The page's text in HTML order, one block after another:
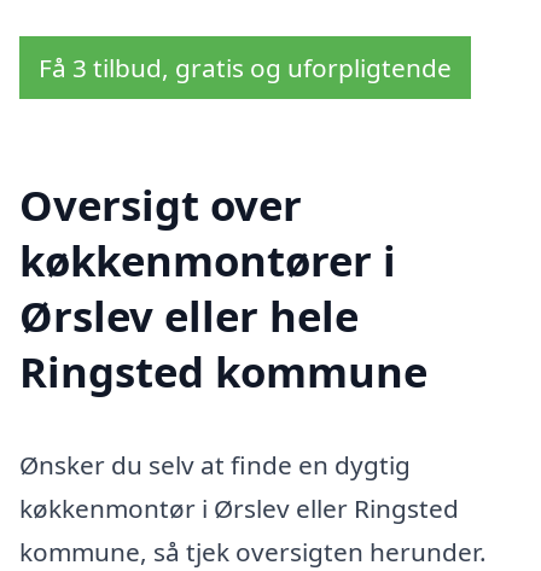
Få 3 tilbud, gratis og uforpligtende
Oversigt over
køkkenmontører i
Ørslev eller hele
Ringsted kommune
Ønsker du selv at finde en dygtig
køkkenmontør i Ørslev eller Ringsted
kommune, så tjek oversigten herunder.